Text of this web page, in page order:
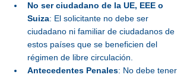
No ser ciudadano de la UE, EEE o
Suiza: El solicitante no debe ser
ciudadano ni familiar de ciudadanos de
estos países que se beneficien del
régimen de libre circulación.
Antecedentes Penales: No debe tener